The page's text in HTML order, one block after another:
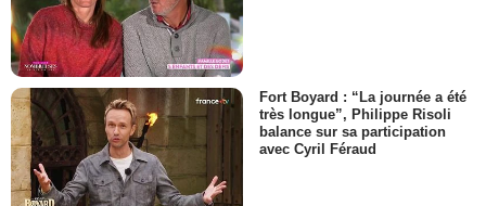
Fort Boyard : “La journée a été
très longue”, Philippe Risoli
balance sur sa participation
avec Cyril Féraud